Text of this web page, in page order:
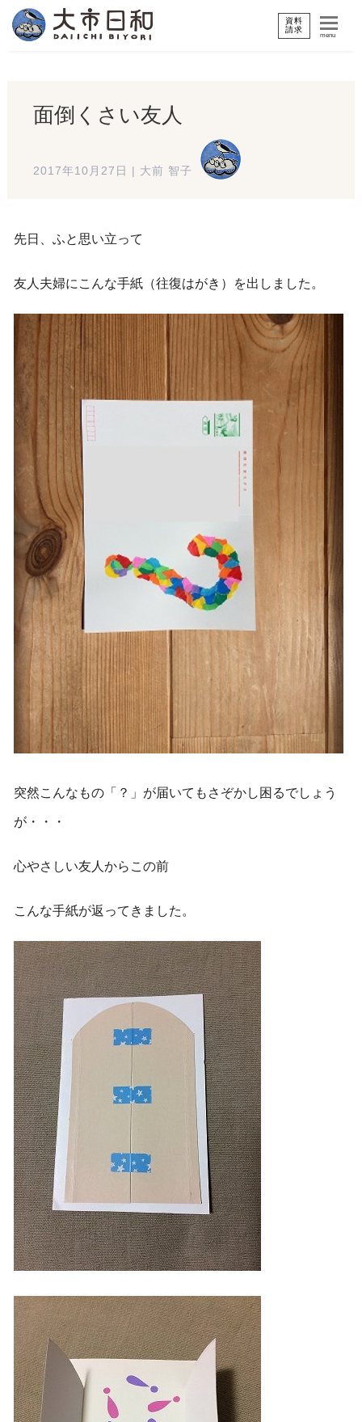
資料
請求
menu
面倒くさい友人
2017年10月27日 | 大前 智子
先日、ふと思い立って
友人夫婦にこんな手紙（往復はがき）を出しました。
突然こんなもの「？」が届いてもさぞかし困るでしょう
が・・・
心やさしい友人からこの前
こんな手紙が返ってきました。